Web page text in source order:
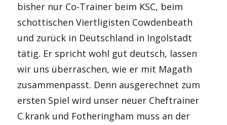
bisher nur Co-Trainer beim KSC, beim
schottischen Viertligisten Cowdenbeath
und zurück in Deutschland in Ingolstadt
tätig. Er spricht wohl gut deutsch, lassen
wir uns überraschen, wie er mit Magath
zusammenpasst. Denn ausgerechnet zum
ersten Spiel wird unser neuer Cheftrainer
C.krank und Fotheringham muss an der